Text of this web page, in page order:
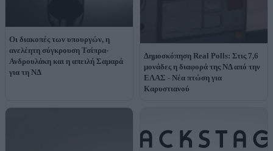
Οι διακοπές των υπουργών, η
ανελέητη σύγκρουση Τσίπρα-
Ανδρουλάκη και η απειλή Σαμαρά
για τη ΝΔ
Δημοσκόπηση Real Polls: Στις 7,6
μονάδες η διαφορά της ΝΔ από την
ΕΛΑΣ - Νέα πτώση για
Καρυστιανού